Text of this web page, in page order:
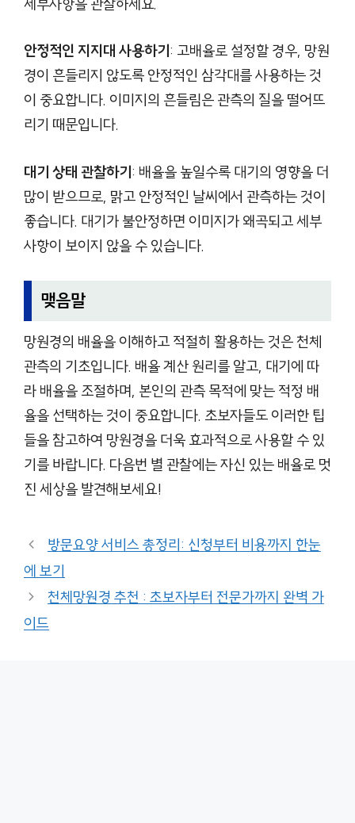
세부사항을 관찰하세요.
안정적인 지지대 사용하기: 고배율로 설정할 경우, 망원
경이 흔들리지 않도록 안정적인 삼각대를 사용하는 것
이 중요합니다. 이미지의 흔들림은 관측의 질을 떨어뜨
리기 때문입니다.
대기 상태 관찰하기: 배율을 높일수록 대기의 영향을 더
많이 받으므로, 맑고 안정적인 날씨에서 관측하는 것이
좋습니다. 대기가 불안정하면 이미지가 왜곡되고 세부
사항이 보이지 않을 수 있습니다.
맺음말
망원경의 배율을 이해하고 적절히 활용하는 것은 천체
관측의 기초입니다. 배율 계산 원리를 알고, 대기에 따
라 배율을 조절하며, 본인의 관측 목적에 맞는 적정 배
율을 선택하는 것이 중요합니다. 초보자들도 이러한 팁
들을 참고하여 망원경을 더욱 효과적으로 사용할 수 있
기를 바랍니다. 다음번 별 관찰에는 자신 있는 배율로 멋
진 세상을 발견해보세요!
방문요양 서비스 총정리: 신청부터 비용까지 한눈
에 보기
천체망원경 추천 : 초보자부터 전문가까지 완벽 가
이드